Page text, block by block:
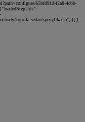
65bfd91d-f2a8-4cbb-
corolla-sedan/specyfikacja"}}}}